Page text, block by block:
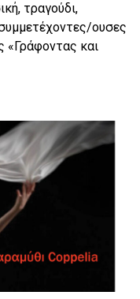
τραγούδι,
ουσες
«Γράφοντας και